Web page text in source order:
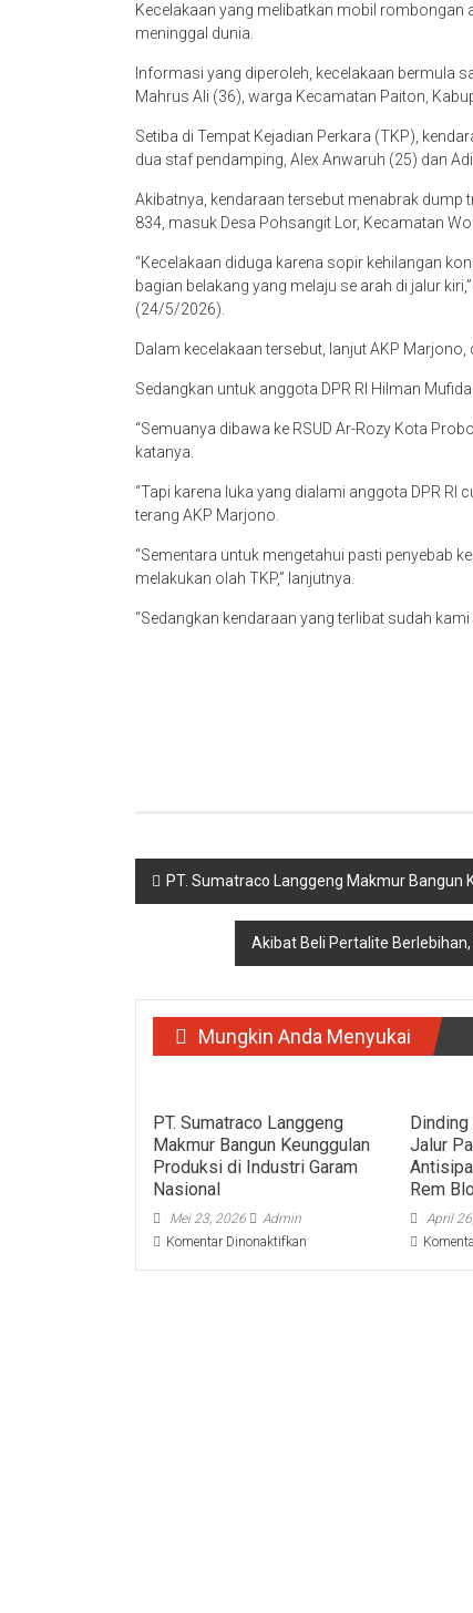
Kecelakaan yang melibatkan mobil rombongan
meninggal dunia.
Informasi yang diperoleh, kecelakaan bermula
Mahrus Ali (36), warga Kecamatan Paiton,
Setiba di Tempat Kejadian Perkara (TKP),
dua staf pendamping, Alex Anwaruh (25) dan
Akibatnya, kendaraan tersebut menabrak dump
834, masuk Desa Pohsangit Lor, Kecamatan
“Kecelakaan diduga karena sopir kehilangan
bagian belakang yang melaju se arah di jalur
(24/5/2026).
Dalam kecelakaan tersebut, lanjut AKP
Sedangkan untuk anggota DPR RI Hilman
“Semuanya dibawa ke RSUD Ar-Rozy Kota
katanya.
“Tapi karena luka yang dialami anggota DPR RI
terang AKP Marjono.
“Sementara untuk mengetahui pasti penyebab
melakukan olah TKP,” lanjutnya.
“Sedangkan kendaraan yang terlibat sudah
Navigasi
PT. Sumatraco Langgeng Makmur Bangun
Akibat Beli Pertalite
Mungkin Anda Menyukai
PT. Sumatraco Langgeng
Makmur Bangun Keunggulan
Produksi di Industri Garam
Nasional
Mei 23, 2026
Admin
Komentar Dinonaktifkan
Jalur
Rem
April